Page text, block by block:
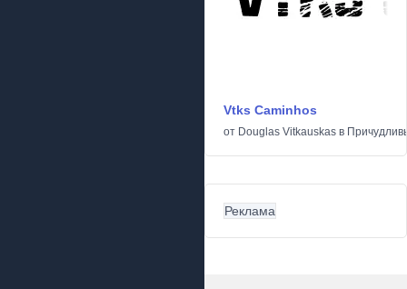
Vtks Caminhos
от Douglas Vitkauskas в
Реклама